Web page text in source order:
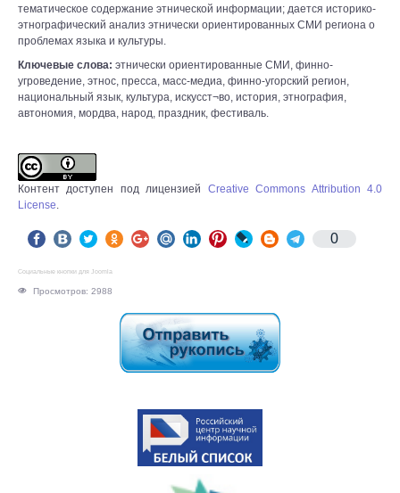
тематическое содержание этнической информации; дается историко-
этнографический анализ этнически ориентированных СМИ региона о
проблемах языка и культуры.
Ключевые слова: этнически ориентированные СМИ, финно-
угроведение, этнос, пресса, масс-медиа, финно-угорский регион,
национальный язык, культура, искусст¬во, история, этнография,
автономия, мордва, народ, праздник, фестиваль.
Контент доступен под лицензией Creative Commons Attribution 4.0
License.
0
Социальные кнопки для Joomla
Просмотров: 2988